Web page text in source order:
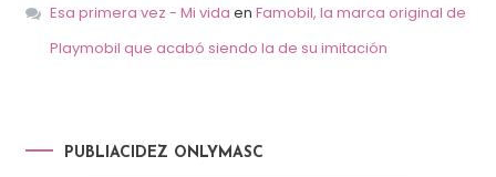
Esa primera vez - Mi vida en Famobil, la marca original de
Playmobil que acabó siendo la de su imitación
PUBLIACIDEZ ONLYMASC